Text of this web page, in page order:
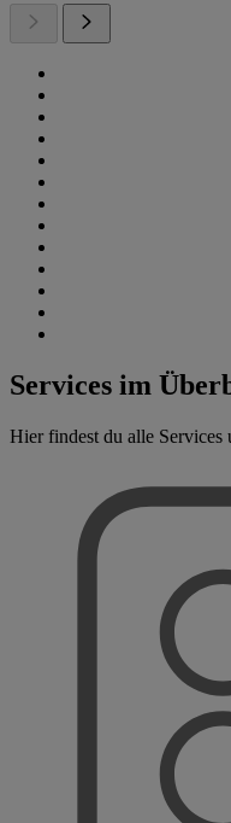
Services im
Hier findest du alle